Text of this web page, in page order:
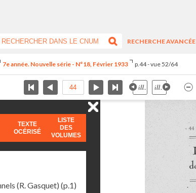
RECHERCHE AVANCÉE
7e année. Nouvelle série - N°18, Février 1933 p.44 - vue 52/64
TEXTE
OCÉRISÉ
LISTE
DES
VOLUMES
(R. Gasquet) (p.1)